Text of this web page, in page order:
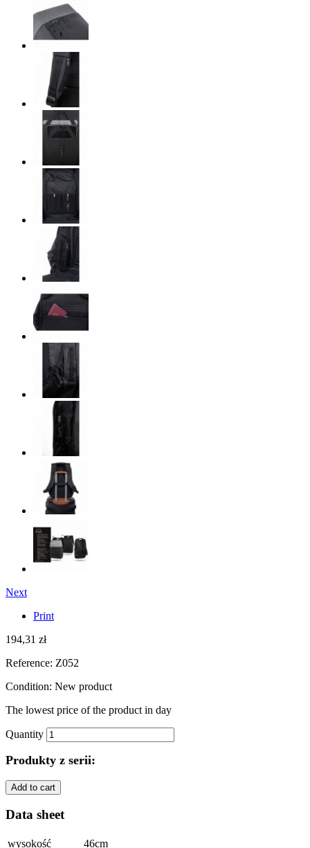
Next
Print
194,31 zł
Reference: Z052
Condition: New product
The lowest price of the product in day
Quantity
Produkty z serii:
Add to cart
Data sheet
wysokość
46cm